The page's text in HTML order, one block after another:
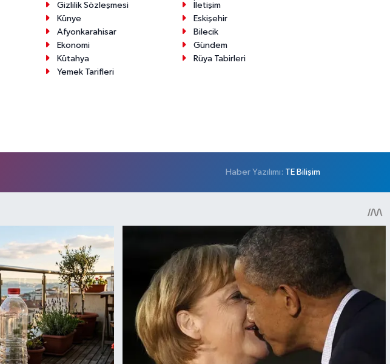
Gizlilik Sözleşmesi
İletişim
Künye
Eskişehir
Afyonkarahisar
Bilecik
Ekonomi
Gündem
Kütahya
Rüya Tabirleri
Yemek Tarifleri
Haber Yazılımı: TE Bilişim